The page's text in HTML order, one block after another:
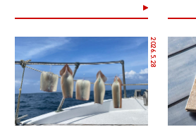
2026.5.28